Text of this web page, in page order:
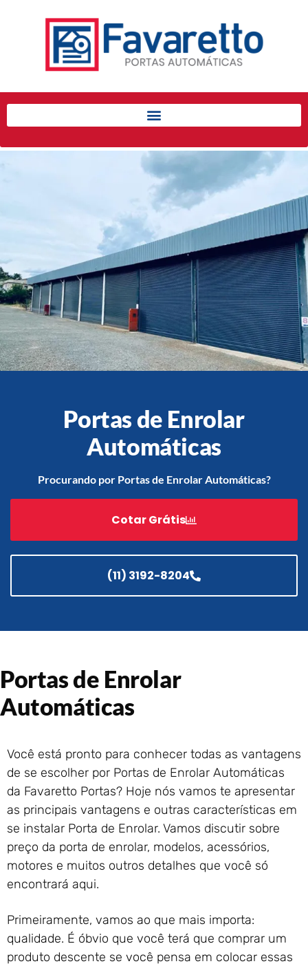
Início
Produtos
Porta de Enrolar Automática
Automatizadores
Acessórios Para Portas de
Enrolar
Pintura eletrostática
Portfólio
Contato
Portão de Garagem de
Enrolar em Teresópolis – RJ
Enrolar em São Pedro da
Portão de Garagem de
Enrolar em São João de
Meriti – RJ
Portão de Garagem de
Portão de Garagem de
Enrolar em Paraty – RJ
Portão de Garagem de
Enrolar em Nova Iguaçu – RJ
Portão de Garagem de
Enrolar em Nova Friburgo –
RJ
Portas de Enrolar
Automáticas
Procurando por Portas de Enrolar Automáticas?
Cotar Grátis
(11) 3192-8204
Portas de Enrolar
Automáticas
Você está pronto para conhecer todas as vantagens
de se escolher por Portas de Enrolar Automáticas
da Favaretto Portas? Hoje nós vamos te apresentar
as principais vantagens e outras características em
se instalar Porta de Enrolar. Vamos discutir sobre
preço da porta de enrolar, modelos, acessórios,
motores e muitos outros detalhes que você só
encontrará aqui.
Primeiramente, vamos ao que mais importa:
qualidade. É óbvio que você terá que comprar um
produto descente se você pensa em colocar essas